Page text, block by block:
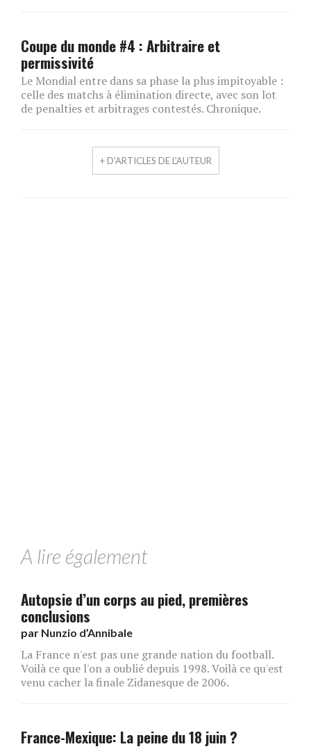
Coupe du monde #4 : Arbitraire et
permissivité
Le Mondial entre dans sa phase la plus impitoyable :
celle des matchs à élimination directe, avec son lot
de penalties et arbitrages contestés. Chronique.
+ D'ARTICLES DE L'AUTEUR
A lire également
Autopsie d’un corps au pied, premières
conclusions
par Nunzio d’Annibale
La France n'est pas une grande nation du football.
Voilà ce que l'on a oublié depuis 1998. Voilà ce qu'est
venu cacher la finale Zidanesque de 2006.
France-Mexique: La peine du 18 juin ?